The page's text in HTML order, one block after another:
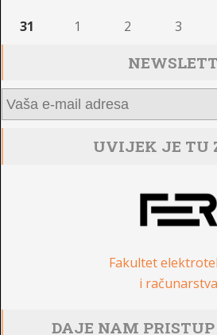
31 1 2 3
UVIJEK JE TU
Fakultet
i računarstva
DAJE NAM